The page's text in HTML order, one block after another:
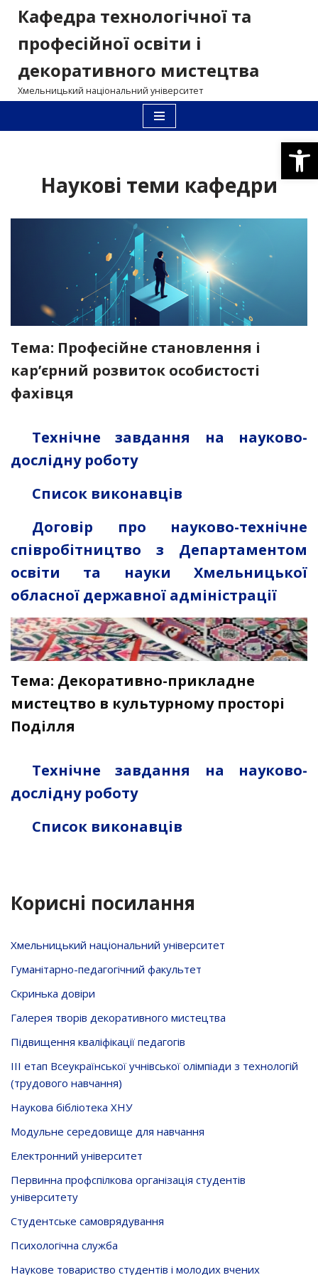
Перейти
вмісту
Кафедра технологічної та
професійної освіти і
декоративного мистецтва
Хмельницький національний університет
Наукові теми кафедри
Тема: Професійне становлення і
кар’єрний розвиток особистості
фахівця
Технічне завдання на науково-
дослідну роботу
Список виконавців
Договір про науково-технічне
співробітництво з Департаментом
освіти та науки Хмельницької
обласної державної адміністрації
Тема: Декоративно-прикладне
мистецтво в культурному просторі
Поділля
Технічне завдання на науково-
дослідну роботу
Список виконавців
Корисні посилання
Хмельницький національний університет
Гуманітарно-педагогічний факультет
Скринька довiри
Галерея творів декоративного мистецтва
Підвищення кваліфікації педагогів
ІІІ етап Всеукраїнської учнівської олімпіади з технологій
(трудового навчання)
Наукова бібліотека ХНУ
Модульне середовище для навчання
Електронний університет
Первинна профспілкова організація студентів
університету
Студентське самоврядування
Психологічна служба
Наукове товариство студентів і молодих вчених